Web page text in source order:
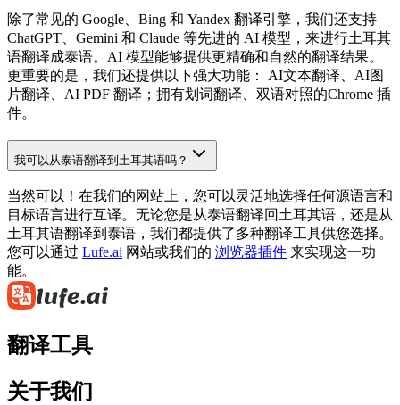
除了常见的 Google、Bing 和 Yandex 翻译引擎，我们还支持
ChatGPT、Gemini 和 Claude 等先进的 AI 模型，来进行土耳其
语翻译成泰语。AI 模型能够提供更精确和自然的翻译结果。
更重要的是，我们还提供以下强大功能： AI文本翻译、AI图
片翻译、AI PDF 翻译；拥有划词翻译、双语对照的Chrome 插
件。
我可以从泰语翻译到土耳其语吗？
当然可以！在我们的网站上，您可以灵活地选择任何源语言和
目标语言进行互译。无论您是从泰语翻译回土耳其语，还是从
土耳其语翻译到泰语，我们都提供了多种翻译工具供您选择。
您可以通过 Lufe.ai 网站或我们的 浏览器插件 来实现这一功
能。
翻译工具
关于我们